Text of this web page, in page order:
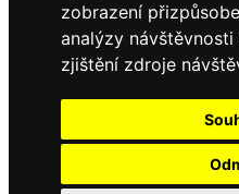
zobrazení
analýzy
zjištění zdroje